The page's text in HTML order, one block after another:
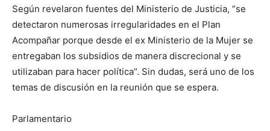
Según revelaron fuentes del Ministerio de Justicia, “se
detectaron numerosas irregularidades en el Plan
Acompañar porque desde el ex Ministerio de la Mujer se
entregaban los subsidios de manera discrecional y se
utilizaban para hacer política”. Sin dudas, será uno de los
temas de discusión en la reunión que se espera.
Parlamentario